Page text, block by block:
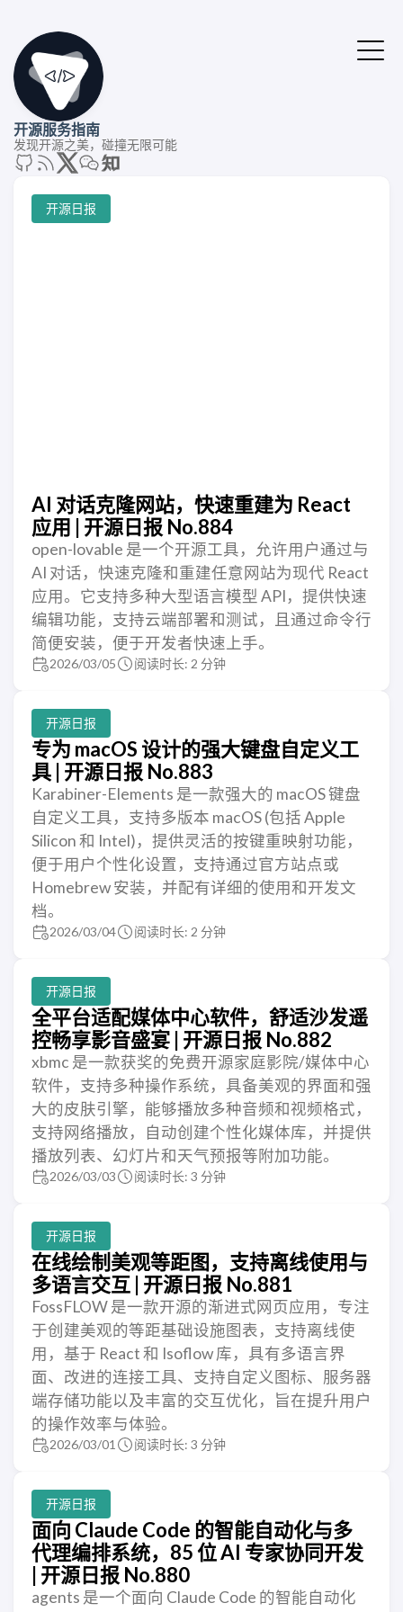
开源服务指南
发现开源之美，碰撞无限可能
开源日报
AI 对话克隆网站，快速重建为 React
应用 | 开源日报 No.884
open-lovable 是一个开源工具，允许用户通过与
AI 对话，快速克隆和重建任意网站为现代 React
应用。它支持多种大型语言模型 API，提供快速
编辑功能，支持云端部署和测试，且通过命令行
简便安装，便于开发者快速上手。
2026/03/05 阅读时长: 2 分钟
开源日报
专为 macOS 设计的强大键盘自定义工
具 | 开源日报 No.883
Karabiner-Elements 是一款强大的 macOS 键盘
自定义工具，支持多版本 macOS (包括 Apple
Silicon 和 Intel)，提供灵活的按键重映射功能，
便于用户个性化设置，支持通过官方站点或
Homebrew 安装，并配有详细的使用和开发文
档。
2026/03/04 阅读时长: 2 分钟
开源日报
全平台适配媒体中心软件，舒适沙发遥
控畅享影音盛宴 | 开源日报 No.882
xbmc 是一款获奖的免费开源家庭影院/媒体中心
软件，支持多种操作系统，具备美观的界面和强
大的皮肤引擎，能够播放多种音频和视频格式，
支持网络播放，自动创建个性化媒体库，并提供
播放列表、幻灯片和天气预报等附加功能。
2026/03/03 阅读时长: 3 分钟
开源日报
在线绘制美观等距图，支持离线使用与
多语言交互 | 开源日报 No.881
FossFLOW 是一款开源的渐进式网页应用，专注
于创建美观的等距基础设施图表，支持离线使
用，基于 React 和 Isoflow 库，具有多语言界
面、改进的连接工具、支持自定义图标、服务器
端存储功能以及丰富的交互优化，旨在提升用户
的操作效率与体验。
2026/03/01 阅读时长: 3 分钟
开源日报
面向 Claude Code 的智能自动化与多
代理编排系统，85 位 AI 专家协同开发
| 开源日报 No.880
agents 是一个面向 Claude Code 的智能自动化